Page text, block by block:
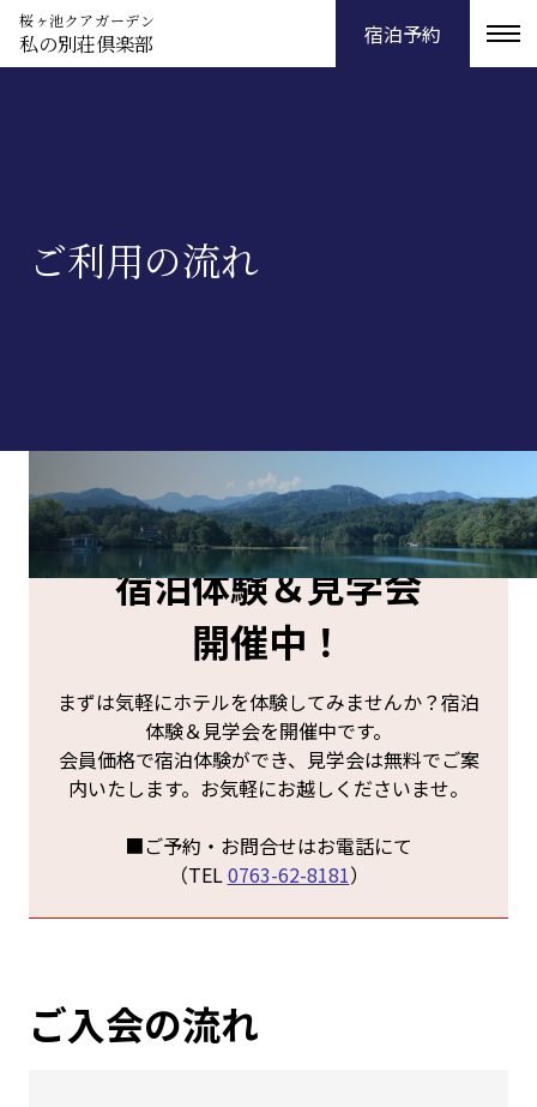
桜ヶ池クアガーデン
私の別荘倶楽部 宿泊予約
ご利用の流れ
宿泊体験＆見学会
開催中！
まずは気軽にホテルを体験してみませんか？宿泊
体験＆見学会を開催中です。
会員価格で宿泊体験ができ、見学会は無料でご案
内いたします。お気軽にお越しくださいませ。
■ご予約・お問合せはお電話にて
（TEL0763-62-8181）
ご入会の流れ